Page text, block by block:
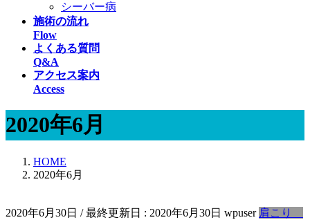
シーバー病
施術の流れ
Flow
よくある質問
Q&A
アクセス案内
Access
2020年6月
HOME
2020年6月
2020年6月30日 / 最終更新日 : 2020年6月30日 wpuser 肩こり